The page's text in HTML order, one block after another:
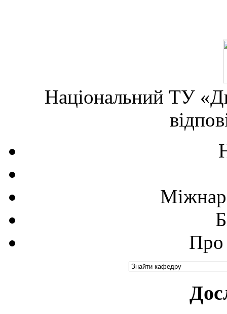
Національний ТУ
Про